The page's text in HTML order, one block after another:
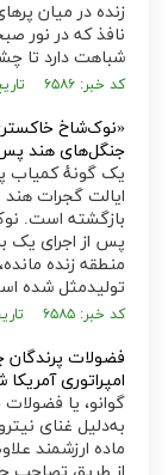
زنده در میان
نافذ که در نور
شباهت دارد تا
کد خبر: ۶۵۸۶ تاریخ انتشار : ۱۴۰۵/۰۵/۱۴
«نوک‌شاخ
جنگل‌های هند پس از ۶۰
ایالت گجرات هند
پس از اجرای یک
منطقه زنده
تولیدمثل شده
کد خبر: ۶۵۸۵ تاریخ انتشار : ۱۴۰۵/۰۵/۱۲
فضولات
امپراتوری
گوانو، یا
به‌دلیل غنای
ماده ارزشمند